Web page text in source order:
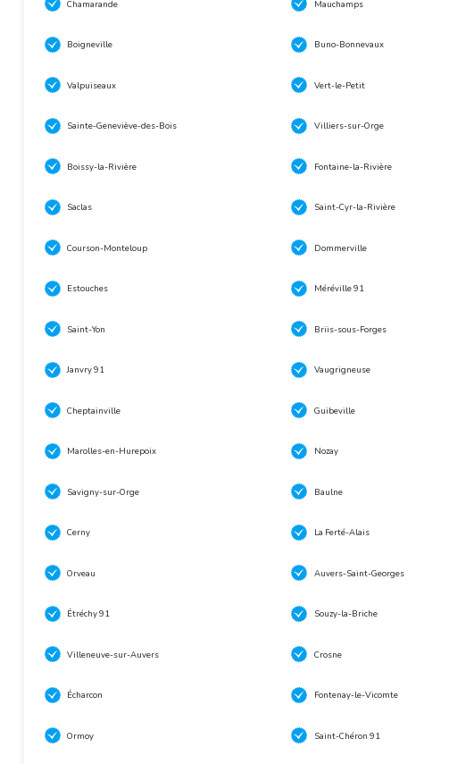
Chamarande Mauchamps
Boigneville Buno-Bonnevaux
Valpuiseaux Vert-le-Petit
Sainte-Geneviève-des-Bois Villiers-sur-Orge
Boissy-la-Rivière Fontaine-la-Rivière
Saclas Saint-Cyr-la-Rivière
Courson-Monteloup Dommerville
Estouches Méréville 91
Saint-Yon Briis-sous-Forges
Janvry 91 Vaugrigneuse
Cheptainville Guibeville
Marolles-en-Hurepoix Nozay
Savigny-sur-Orge Baulne
Cerny La Ferté-Alais
Orveau Auvers-Saint-Georges
Étréchy 91 Souzy-la-Briche
Villeneuve-sur-Auvers Crosne
Écharcon Fontenay-le-Vicomte
Ormoy Saint-Chéron 91